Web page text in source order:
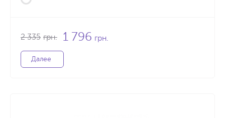
2 335 грн. 1 796 грн.
Далее